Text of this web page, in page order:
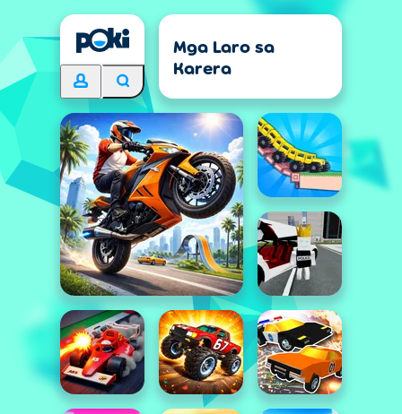
Mga Laro sa
Karera